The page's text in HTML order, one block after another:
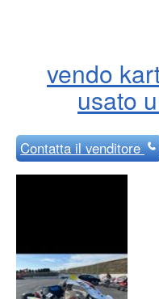
vendo
usato
Contattail venditore